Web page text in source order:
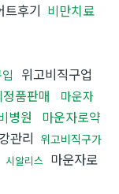
트후기 비만치료
위고비직구업
품판매
마운자
병원
마운자로약
관리 위고비직구가
시알리스 마운자로